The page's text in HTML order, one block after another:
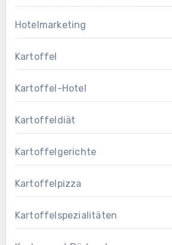
Hotelmarketing
Kartoffel
Kartoffel-Hotel
Kartoffeldiät
Kartoffelgerichte
Kartoffelpizza
Kartoffelspezialitäten